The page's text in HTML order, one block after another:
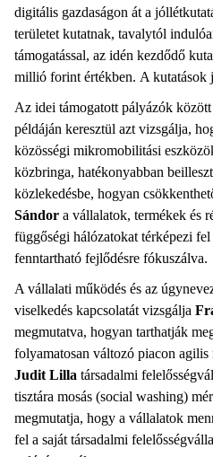
digitális gazdaságon át a
területet kutatnak, tavalytól
támogatással, az idén kezdődő
millió forint értékben. A kutatások
Az idei támogatott pályázók között
példáján keresztül azt vizsgálja,
közösségi mikromobilitási
közbringa, hatékonyabban
közlekedésbe, hogyan
Sándor a vállalatok, termékek és
függőségi hálózatokat térképezi
fenntartható fejlődésre fókuszálva.
A vállalati működés és az
viselkedés kapcsolatát vizsgálja
megmutatva, hogyan tarthatják
folyamatosan változó piacon agilis
Judit Lilla társadalmi
tisztára mosás (social washing)
megmutatja, hogy a vállalatok
fel a saját társadalmi